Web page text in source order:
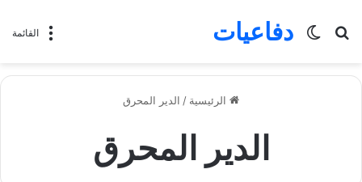
القائمة دفاعيات
بحث
الوضع
الرئيسية / الدير المحرق
الدير المحرق